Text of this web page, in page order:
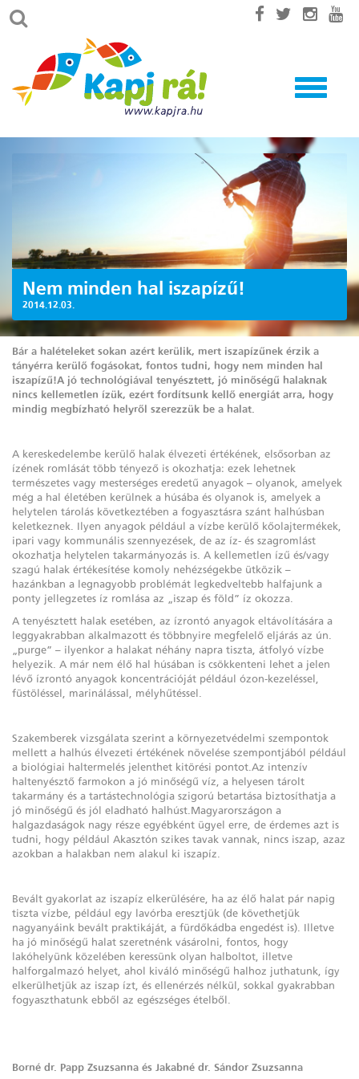
Toggle
Nem minden hal iszapízű!
2014.12.03.
Bár a halételeket sokan azért kerülik, mert iszapízűnek érzik a
tányérra kerülő fogásokat, fontos tudni, hogy nem minden hal
iszapízű!A jó technológiával tenyésztett, jó minőségű halaknak
nincs kellemetlen ízük, ezért fordítsunk kellő energiát arra, hogy
mindig megbízható helyről szerezzük be a halat.
A kereskedelembe kerülő halak élvezeti értékének, elsősorban az
ízének romlását több tényező is okozhatja: ezek lehetnek
természetes vagy mesterséges eredetű anyagok – olyanok, amelyek
még a hal életében kerülnek a húsába és olyanok is, amelyek a
helytelen tárolás következtében a fogyasztásra szánt halhúsban
keletkeznek. Ilyen anyagok például a vízbe kerülő kőolajtermékek,
ipari vagy kommunális szennyezések, de az íz- és szagromlást
okozhatja helytelen takarmányozás is. A kellemetlen ízű és/vagy
szagú halak értékesítése komoly nehézségekbe ütközik –
hazánkban a legnagyobb problémát legkedveltebb halfajunk a
ponty jellegzetes íz romlása az „iszap és föld” íz okozza.
A tenyésztett halak esetében, az ízrontó anyagok eltávolítására a
leggyakrabban alkalmazott és többnyire megfelelő eljárás az ún.
„purge” – ilyenkor a halakat néhány napra tiszta, átfolyó vízbe
helyezik. A már nem élő hal húsában is csökkenteni lehet a jelen
lévő ízrontó anyagok koncentrációját például ózon-kezeléssel,
füstöléssel, marinálással, mélyhűtéssel.
Szakemberek vizsgálata szerint a környezetvédelmi szempontok
mellett a halhús élvezeti értékének növelése szempontjából például
a biológiai haltermelés jelenthet kitörési pontot.Az intenzív
haltenyésztő farmokon a jó minőségű víz, a helyesen tárolt
takarmány és a tartástechnológia szigorú betartása biztosíthatja a
jó minőségű és jól eladható halhúst.Magyarországon a
halgazdaságok nagy része egyébként ügyel erre, de érdemes azt is
tudni, hogy például Akasztón szikes tavak vannak, nincs iszap, azaz
azokban a halakban nem alakul ki iszapíz.
Bevált gyakorlat az iszapíz elkerülésére, ha az élő halat pár napig
tiszta vízbe, például egy lavórba eresztjük (de követhetjük
nagyanyáink bevált praktikáját, a fürdőkádba engedést is). Illetve
ha jó minőségű halat szeretnénk vásárolni, fontos, hogy
lakóhelyünk közelében keressünk olyan halboltot, illetve
halforgalmazó helyet, ahol kiváló minőségű halhoz juthatunk, így
elkerülhetjük az iszap ízt, és ellenérzés nélkül, sokkal gyakrabban
fogyaszthatunk ebből az egészséges ételből.
Borné dr. Papp Zsuzsanna és Jakabné dr. Sándor Zsuzsanna